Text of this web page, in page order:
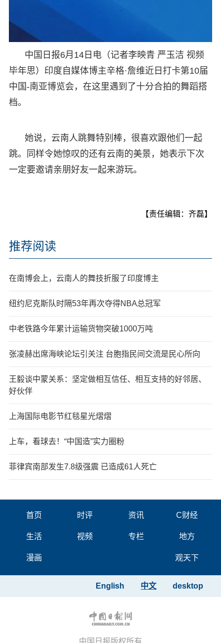
中国日报6月14日电（记者李映青 严玉洁 视频
毕年思）印度自媒体博主辛格·詹维近日打卡第10届
中国-南亚博览会，在这里遇到了十分合拍的舞蹈搭
档。
她说，云南人跳舞特别棒，很喜欢跟他们一起
跳。同样令她惊叹的还有云南的美景，她表示下次
一定要邀请亲朋好友一起来游玩。
【责任编辑：齐磊】
推荐阅读
在南博会上，云南人的舞技折服了印度博主
纽约尼克斯队时隔53年再次夺得NBA总冠军
中老铁路今年累计运输货物突破1000万吨
张凌赫出席海峡论坛引关注 台胞指民间交流是民心所向
王毅谈中蒙关系：坚定做相互信任、相互支持的好邻居、
好伙伴
上海国际电影节红毯星光熠熠
上车，看球去！“中国造”实力圈粉
菲律宾南部发生7.8级强震 已造成61人死亡
首页 时评 资讯 C财经
生活 视频 专栏 地方
漫画 观天下
desktop
中文
English